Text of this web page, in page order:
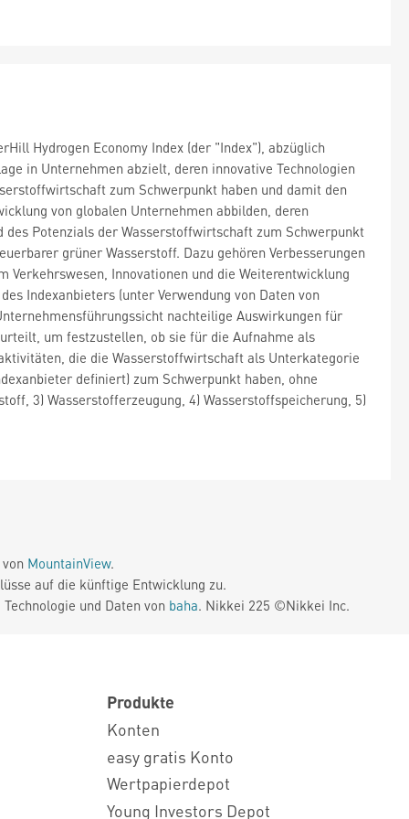
Hydrogen Economy Index (der "Index"), abzüglich
in Unternehmen abzielt, deren innovative Technologien
zum Schwerpunkt haben und damit den
von globalen Unternehmen abbilden, deren
Potenzials der Wasserstoffwirtschaft zum Schwerpunkt
grüner Wasserstoff. Dazu gehören Verbesserungen
Verkehrswesen, Innovationen und die Weiterentwicklung
Indexanbieters (unter Verwendung von Daten von
nachteilige Auswirkungen für
um festzustellen, ob sie für die Aufnahme als
die die Wasserstoffwirtschaft als Unterkategorie
definiert) zum Schwerpunkt haben, ohne
3) Wasserstofferzeugung, 4) Wasserstoffspeicherung, 5)
MountainView.
auf die künftige Entwicklung zu.
und Daten von baha. Nikkei 225 ©Nikkei Inc.
Produkte
Konten
easy gratis Konto
Wertpapierdepot
Young Investors Depot